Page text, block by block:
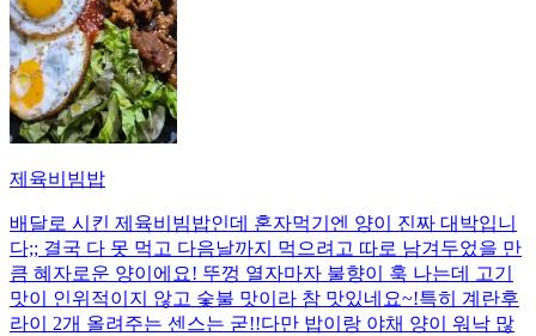
제육비빔밥
배달로 시킨 제육비빔밥인데 혼자먹기엔 양이 진짜 대박입니
다;; 결국 다 못 먹고 다음날까지 먹으려고 따로 남겨두었을 만
큼 혜자로운 양이에요! 뚜껑 열자마자 불향이 훅 나는데 고기
맛이 인위적이지 않고 숯불 맛이라 참 맛있네요~!특히 계란후
라이 2개 올려주는 센스는 굳!! ​다만 밥이랑 야채 양이 워낙 많